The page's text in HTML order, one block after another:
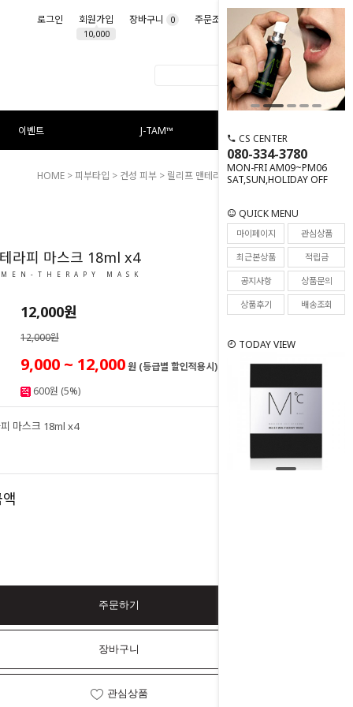
로그인 회원가입
10,000
장바구니 0 주문조회 마이페이지
이벤트 J-TAM™
CS CENTER
080-334-3780
MON-FRI AM09~PM06
SAT,SUN,HOLIDAY OFF
QUICK MENU
마이페이지
관심상품
최근본상품
적립금
공지사항
상품문의
상품후기
배송조회
TODAY VIEW
HOME >피부타입 > 건성 피부 > 릴리프 맨테라피 마스크 18ml X4
14
라피 마스크 18ml x4
THERAPY MASK
12,000원
12,000원
9,000 ~ 12,000원 (등급별 할인적용시)
600원 (5%)
마스크 18ml x4
주문하기
장바구니
관심상품